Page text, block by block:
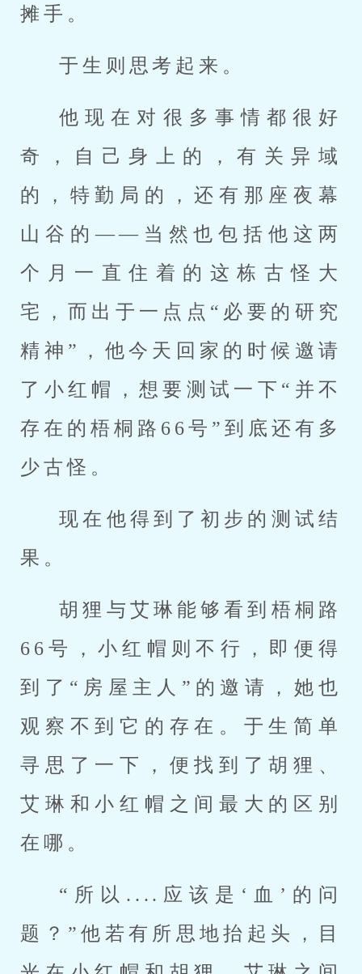
摊手。
于生则思考起来。
他现在对很多事情都很好
奇，自己身上的，有关异域
的，特勤局的，还有那座夜幕
山谷的——当然也包括他这两
个月一直住着的这栋古怪大
宅，而出于一点点“必要的研究
精神”，他今天回家的时候邀请
了小红帽，想要测试一下“并不
存在的梧桐路66号”到底还有多
少古怪。
现在他得到了初步的测试结
果。
胡狸与艾琳能够看到梧桐路
66号，小红帽则不行，即便得
到了“房屋主人”的邀请，她也
观察不到它的存在。于生简单
寻思了一下，便找到了胡狸、
艾琳和小红帽之间最大的区别
在哪。
“所以....应该是‘血’的问
题？”他若有所思地抬起头，目